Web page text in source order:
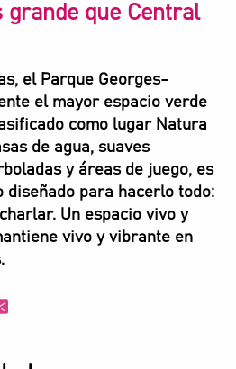
grande que Central
el Parque Georges-
el mayor espacio verde
como lugar Natura
de agua, suaves
y áreas de juego, es
diseñado para hacerlo todo:
Un espacio vivo y
vivo y vibrante en